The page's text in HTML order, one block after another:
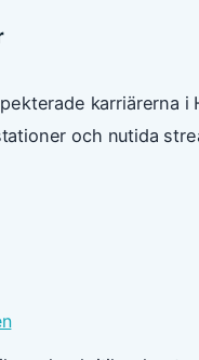
karriärerna i
och nutida